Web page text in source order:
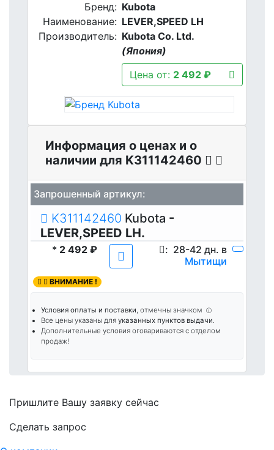
Бренд: Kubota
Наименование: LEVER,SPEED LH
Производитель: Kubota Co. Ltd.
(Япония)
Цена от: 2 492 ₽
Информация о ценах и о
наличии для K311142460
Запрошенный артикул:
K311142460 Kubota -
LEVER,SPEED LH.
* 2 492 ₽ : 28-42 дн. в
Мытищи
ВНИМАНИЕ !
Условия оплаты и поставки, отмечны значком ⓘ
Все цены указаны для указанных пунктов выдачи.
Дополнительные условия оговариваются с отделом
продаж!
Пришлите Вашу заявку сейчас
Cделать запрос